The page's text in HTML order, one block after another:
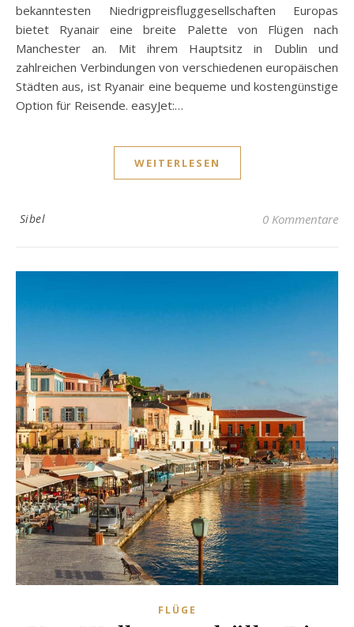
bekanntesten Niedrigpreisfluggesellschaften Europas
bietet Ryanair eine breite Palette von Flügen nach
Manchester an. Mit ihrem Hauptsitz in Dublin und
zahlreichen Verbindungen von verschiedenen europäischen
Städten aus, ist Ryanair eine bequeme und kostengünstige
Option für Reisende. easyJet:…
WEITERLESEN
Sibel 0 Kommentare
FLÜGE